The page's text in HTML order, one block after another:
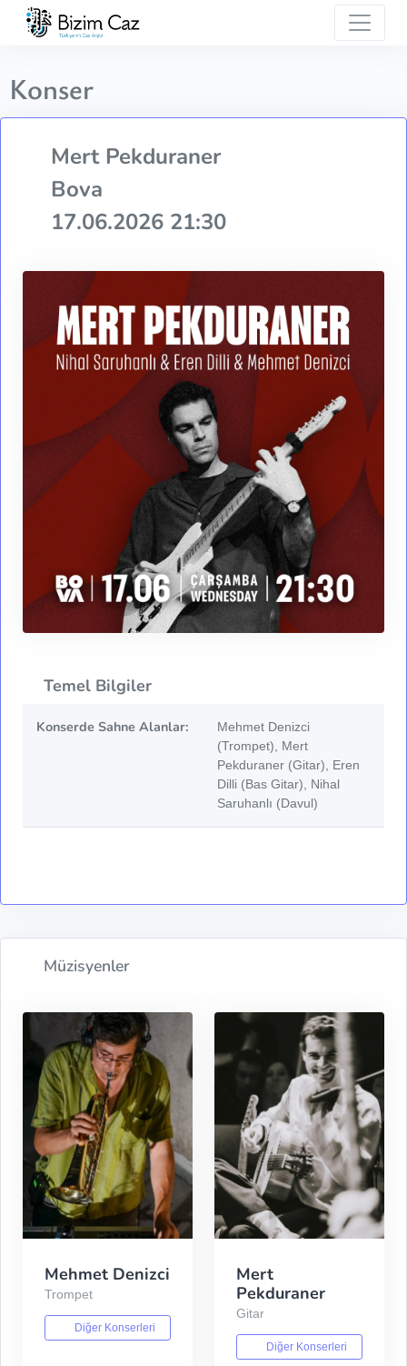
Konser
Mert Pekduraner
Bova
17.06.2026 21:30
Temel Bilgiler
Konserde Sahne Alanlar:
Mehmet Denizci
(Trompet), Mert
Pekduraner (Gitar), Eren
Dilli (Bas Gitar), Nihal
Saruhanlı (Davul)
Müzisyenler
Mehmet Denizci
Trompet
Diğer Konserleri
Mert
Pekduraner
Gitar
Diğer Konserleri